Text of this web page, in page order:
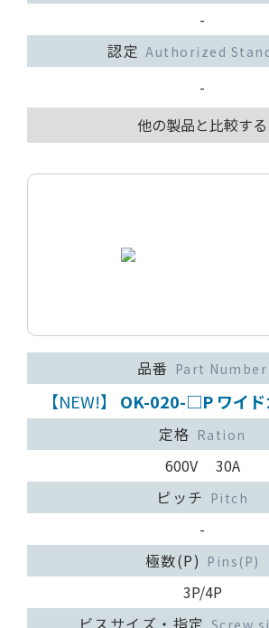
-
認定 Authorized
-
他の製品と比較する
品番 Part Number
【NEW!】 OK-020-□P ワイド
定格 Ration
600V 30A
ピッチ Pitch
-
極数(P) Pins(P)
3P/4P
ビスサイズ・指定